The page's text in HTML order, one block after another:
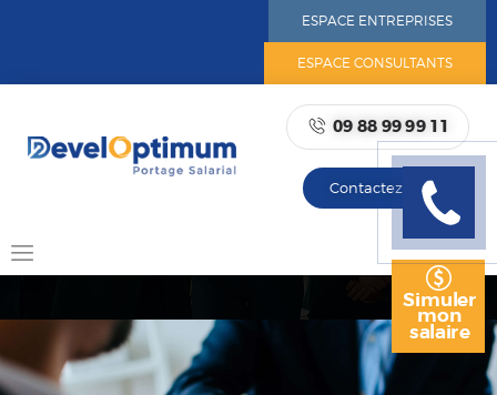
ESPACE ENTREPRISES
ESPACE CONSULTANTS
09 88 99 99 11
Contactez-nous
ACCUEIL
NOTRE ADN
NOS OFFRES
RESSOURCES
Rappelez
moi
Simuler
mon
salaire